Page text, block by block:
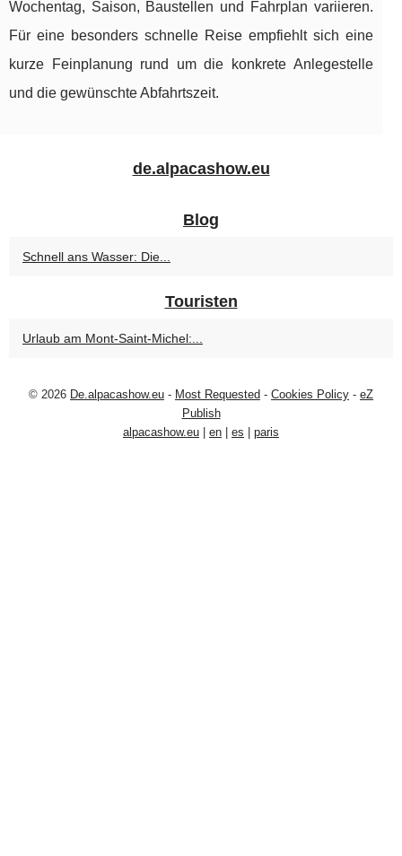
Wochentag, Saison, Baustellen und Fahrplan variieren.
Für eine besonders schnelle Reise empfiehlt sich eine
kurze Feinplanung rund um die konkrete Anlegestelle
und die gewünschte Abfahrtszeit.
de.alpacashow.eu
Blog
Schnell ans Wasser: Die...
Touristen
Urlaub am Mont-Saint-Michel:...
© 2026 De.alpacashow.eu - Most Requested - Cookies Policy - eZ
Publish
alpacashow.eu
en es paris